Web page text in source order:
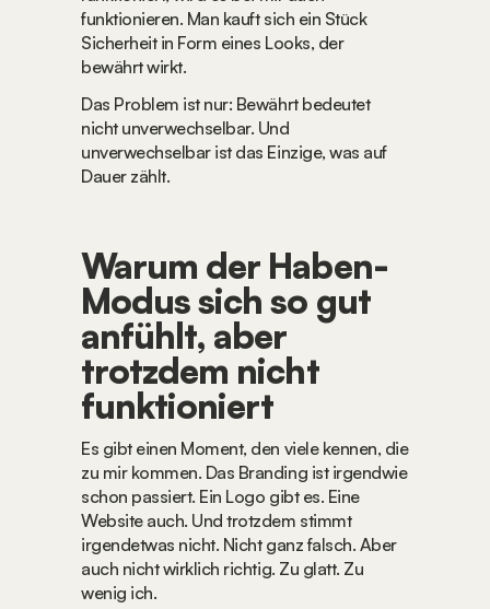
funktionieren. Man kauft sich ein Stück
Sicherheit in Form eines Looks, der
bewährt wirkt.
Das Problem ist nur: Bewährt bedeutet
nicht unverwechselbar. Und
unverwechselbar ist das Einzige, was auf
Dauer zählt.
Warum der Haben-
Modus sich so gut
anfühlt, aber
trotzdem nicht
funktioniert
Es gibt einen Moment, den viele kennen, die
zu mir kommen. Das Branding ist irgendwie
schon passiert. Ein Logo gibt es. Eine
Website auch. Und trotzdem stimmt
irgendetwas nicht. Nicht ganz falsch. Aber
auch nicht wirklich richtig. Zu glatt. Zu
wenig ich.